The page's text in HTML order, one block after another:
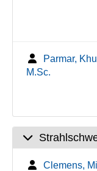
Parmar,
M.Sc.
Clemens,